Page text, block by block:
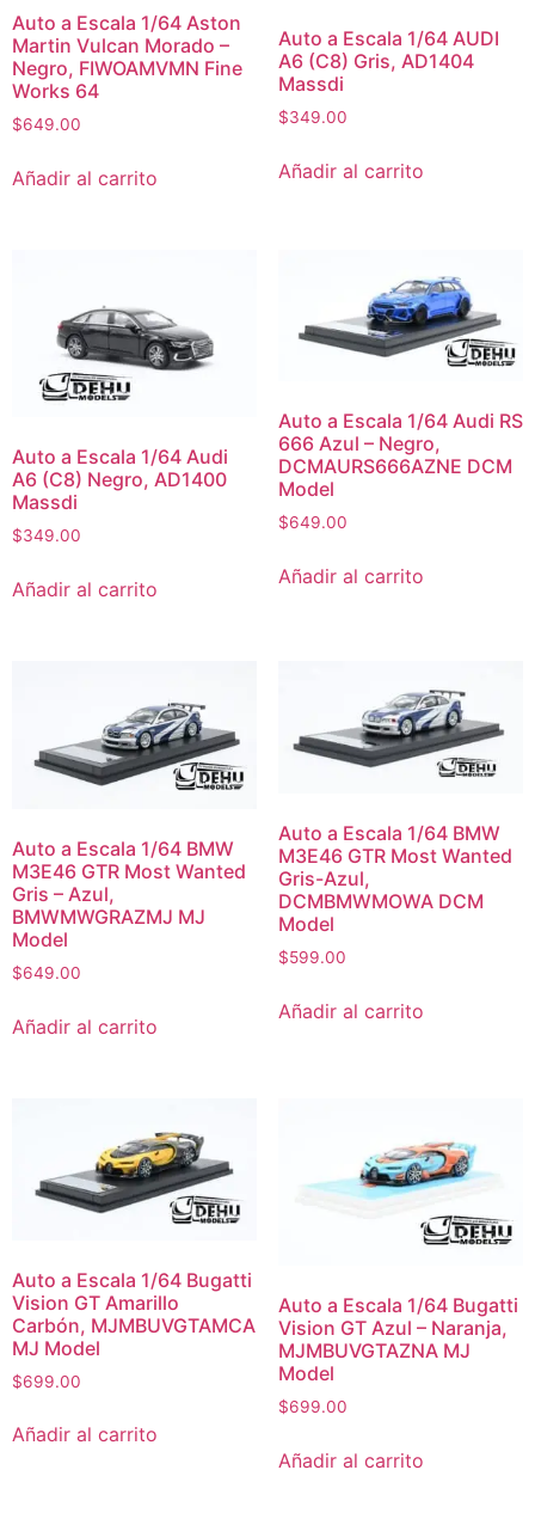
Auto a Escala 1/64 Aston
Martin Vulcan Morado –
Negro, FIWOAMVMN Fine
Works 64
$649.00
Añadir al carrito
Auto a Escala 1/64 AUDI
A6 (C8) Gris, AD1404
Massdi
$349.00
Añadir al carrito
Auto a Escala 1/64 Audi
A6 (C8) Negro, AD1400
Massdi
$349.00
Añadir al carrito
Auto a Escala 1/64 Audi RS
666 Azul – Negro,
DCMAURS666AZNE DCM
Model
$649.00
Añadir al carrito
Auto a Escala 1/64 BMW
M3E46 GTR Most Wanted
Gris – Azul,
BMWMWGRAZMJ MJ
Model
$649.00
Añadir al carrito
Auto a Escala 1/64 BMW
M3E46 GTR Most Wanted
Gris-Azul,
DCMBMWMOWA DCM
Model
$599.00
Añadir al carrito
Auto a Escala 1/64 Bugatti
Vision GT Amarillo
Carbón, MJMBUVGTAMCA
MJ Model
$699.00
Añadir al carrito
Auto a Escala 1/64 Bugatti
Vision GT Azul – Naranja,
MJMBUVGTAZNA MJ
Model
$699.00
Añadir al carrito